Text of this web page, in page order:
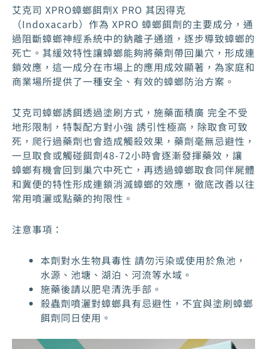
艾克司 XPRO蟑螂餌劑X PRO 其因得克
（Indoxacarb）作為 XPRO 蟑螂餌劑的主要成分，通
過阻斷蟑螂神經系統中的鈉離子通道，逐步導致蟑螂的
死亡。其緩效特性讓蟑螂能夠將藥劑帶回巢穴，形成連
鎖效應，這一成分在市場上的應用成效顯著，為家庭和
商業場所提供了一種安全、有效的蟑螂防治方案。
艾克司蟑螂誘餌透過塗刷方式，施藥面積廣 完全不受
地形限制，特製配方對小強 誘引性極高，除取食可致
死，爬行過藥劑也會造成觸殺效果，藥劑毫無忌避性，
一旦取食或觸碰餌劑48-72小時會逐漸發揮藥效，讓
蟑螂有機會回到巢穴中死亡，再透過蟑螂取食同伴屍體
和冀便的特性形成連鎖消滅蟑螂的效應，徹底改善以往
常用噴灑或點藥的拘限性。
注意事項：
本劑對水生物具毒性 請勿污染或使用於魚池，
水源、池塘、湖泊、河流等水域。
施藥後請以肥皂清洗手部。
殺蟲劑噴灑對蟑螂具有忌避性，不宜與塗刷蟑螂
餌劑同日使用。